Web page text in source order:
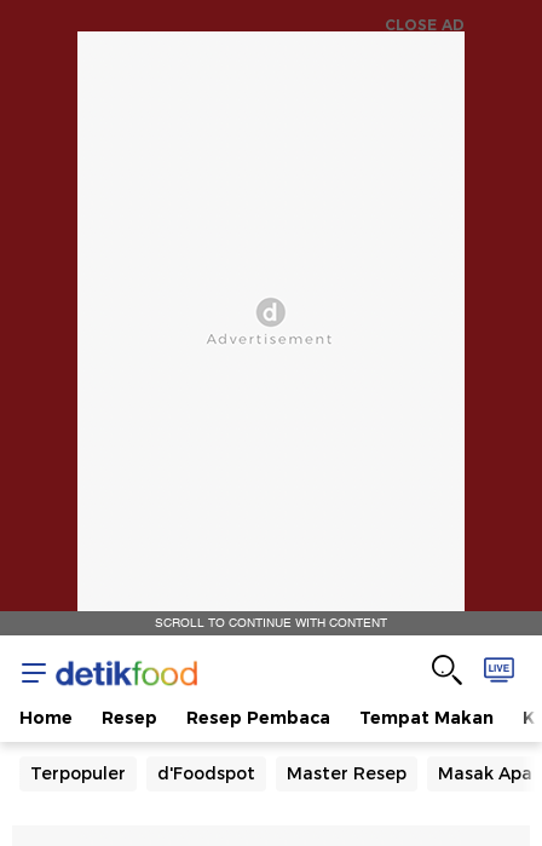
CLOSE AD
SCROLL TO CONTINUE WITH CONTENT
Home Resep Resep Pembaca Tempat Makan
Terpopuler d'Foodspot Master Resep Masak Apa